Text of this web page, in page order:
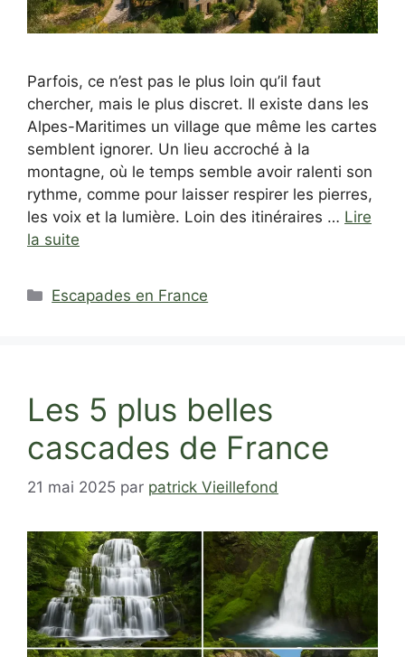
Parfois, ce n’est pas le plus loin qu’il faut
chercher, mais le plus discret. Il existe dans les
Alpes-Maritimes un village que même les cartes
semblent ignorer. Un lieu accroché à la
montagne, où le temps semble avoir ralenti son
rythme, comme pour laisser respirer les pierres,
les voix et la lumière. Loin des itinéraires … Lire
la suite
Catégories
Escapades en France
Les 5 plus belles
cascades de France
21 mai 2025 par patrick Vieillefond